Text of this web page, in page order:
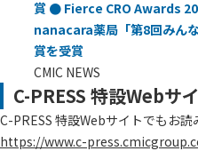
賞 ● Fierce CRO Awards
nanacara薬局「第8回みん
賞を受賞
CMIC NEWS
C-PRESS 特設Webサ
C-PRESS 特設Webサイトでもお読
https://www.c-